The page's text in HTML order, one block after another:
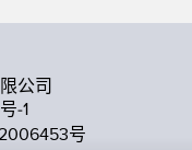
公司
-1
号